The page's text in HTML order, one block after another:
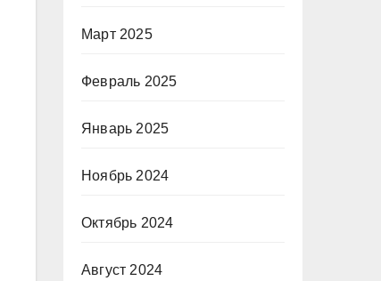
Март 2025
Февраль 2025
Январь 2025
Ноябрь 2024
Октябрь 2024
Август 2024